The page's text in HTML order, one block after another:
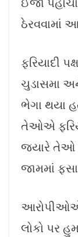
ઠેરવવામાં
ફરિયાદી
ચુડાસમા
ભેગા થયા
તેઓએ
જ્યારે તેઓ
જામમાં
આરોપીઓએ
લોકો પર